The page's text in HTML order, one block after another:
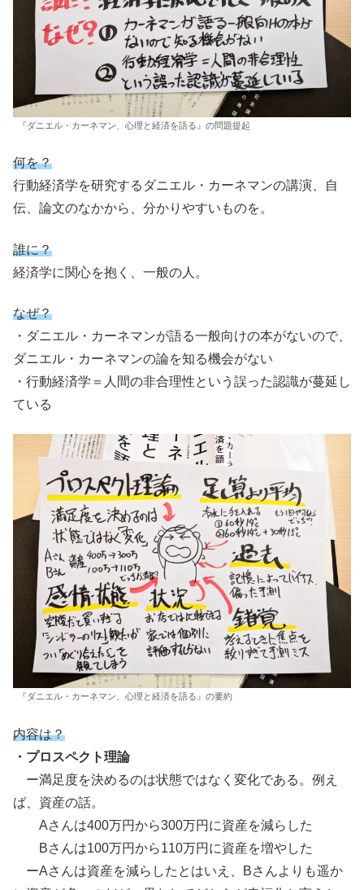
『ダニエル・カーネマン、心理と経済を語る』の問題提起
何を？
行動経済学を研究するダニエル・カーネマンの講演、自
伝、論文のなかから、分かりやすいものを。
誰に？
経済学に関心を抱く、一般の人。
なぜ？
・ダニエル・カーネマンが語る一般向けの本がないので、
ダニエル・カーネマンの論を知る機会がない
・行動経済学＝人間の非合理性という誤った認識が蔓延し
ている
『ダニエル・カーネマン、心理と経済を語る』の要約
内容は？
・プロスペクト理論
ー満足度を決めるのは状態ではなく変化である。例え
ば、資産の話。
Aさんは400万円から300万円に資産を減らした
Bさんは100万円から110万円に資産を増やした
ーAさんは資産を減らしたとはいえ、Bさんよりも遥か